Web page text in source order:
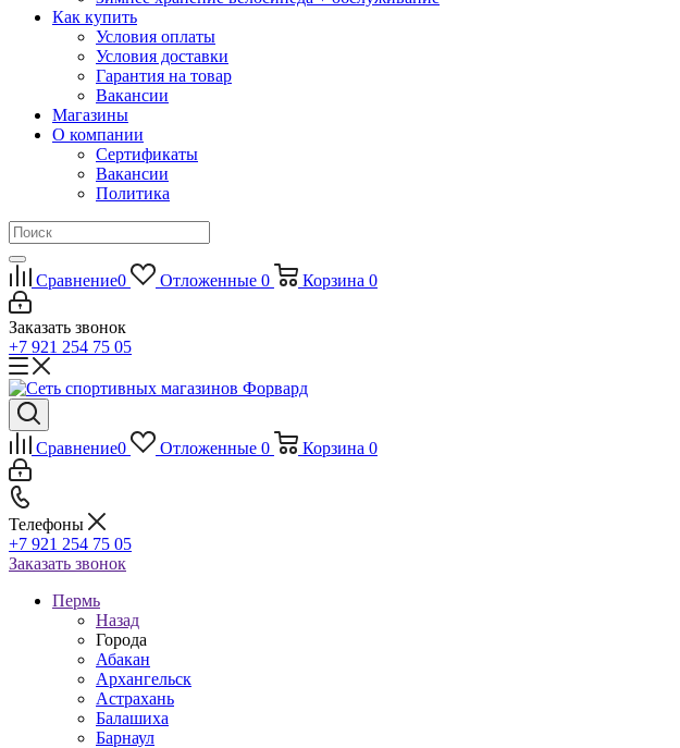
Как купить
Условия оплаты
Условия доставки
Гарантия на товар
Вакансии
Магазины
О компании
Сертификаты
Вакансии
Политика
Сравнение0 Отложенные 0 Корзина 0
Заказать звонок
+7 921 254 75 05
Сравнение0 Отложенные 0 Корзина 0
Телефоны
+7 921 254 75 05
Заказать звонок
Пермь
Назад
Города
Абакан
Архангельск
Астрахань
Балашиха
Барнаул